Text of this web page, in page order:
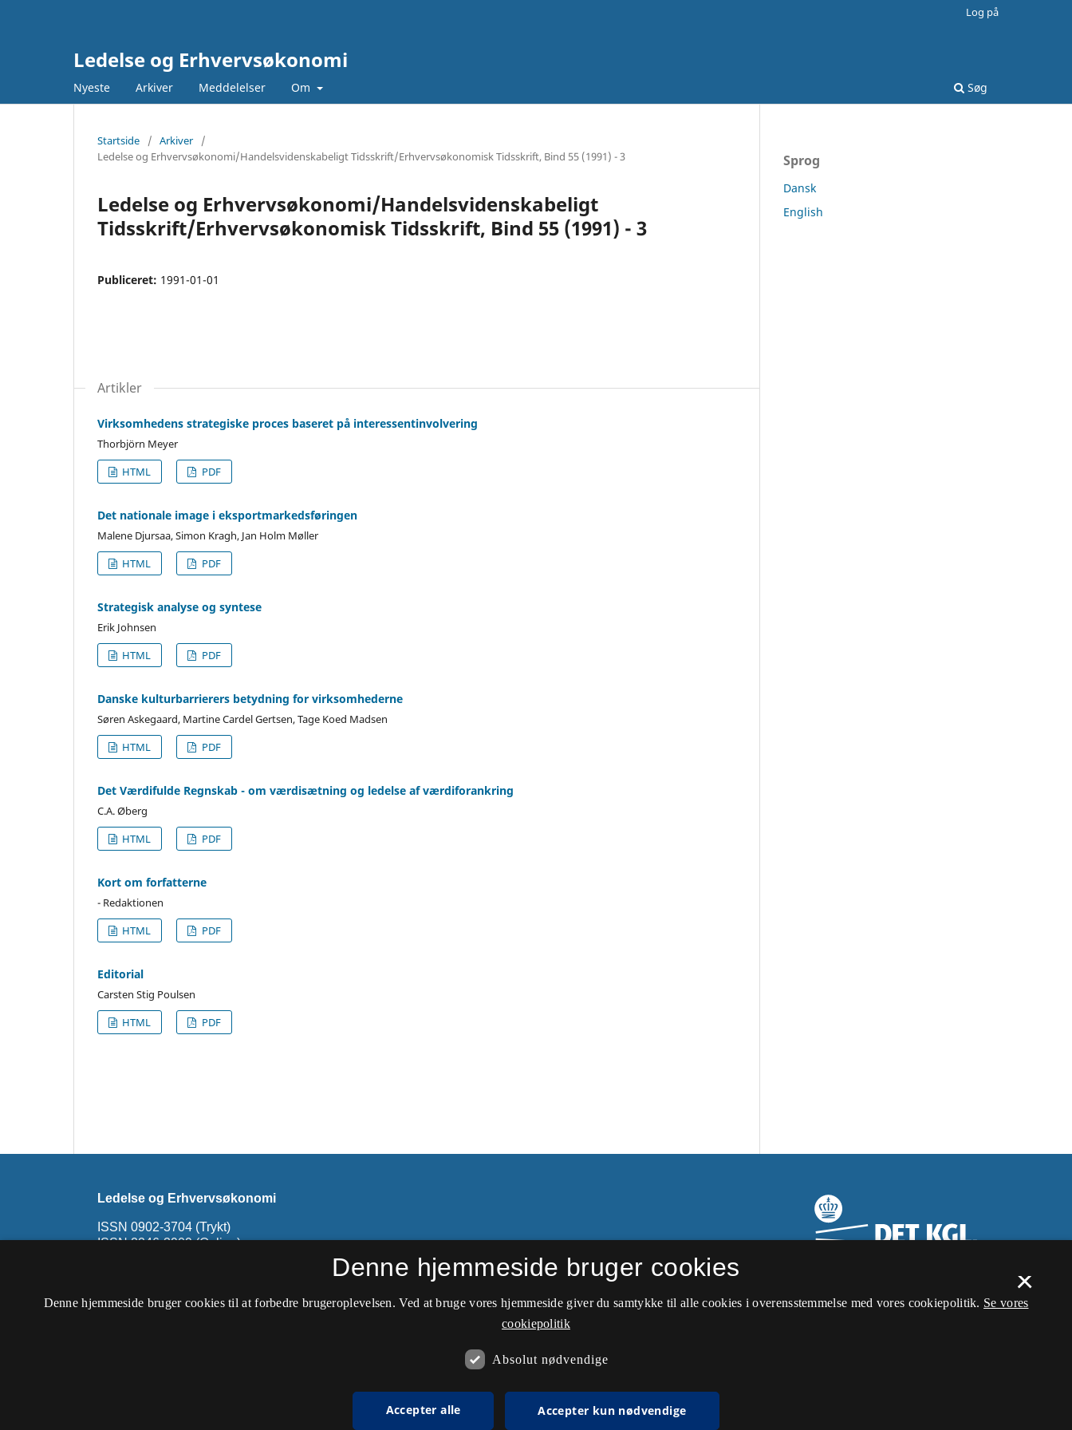
Ledelse og Erhvervsøkonomi
Nyeste Arkiver Meddelelser Om Søg
Log på
Startside / Arkiver
/
Ledelse og Erhvervsøkonomi/Handelsvidenskabeligt Tidsskrift/Erhvervsøkonomisk Tidsskrift, Bind 55 (1991) - 3
Ledelse og Erhvervsøkonomi/Handelsvidenskabeligt
Tidsskrift/Erhvervsøkonomisk Tidsskrift, Bind 55 (1991) - 3
Publiceret: 1991-01-01
Artikler
Virksomhedens strategiske proces baseret på interessentinvolvering
Thorbjörn Meyer
HTML
PDF
Det nationale image i eksportmarkedsføringen
Malene Djursaa, Simon Kragh, Jan Holm Møller
HTML
PDF
Strategisk analyse og syntese
Erik Johnsen
HTML
PDF
Danske kulturbarrierers betydning for virksomhederne
Søren Askegaard, Martine Cardel Gertsen, Tage Koed Madsen
HTML
PDF
Det Værdifulde Regnskab - om værdisætning og ledelse af værdiforankring
C.A. Øberg
HTML
PDF
Kort om forfatterne
- Redaktionen
HTML
PDF
Editorial
Carsten Stig Poulsen
HTML
PDF
Sprog
Dansk
English
Ledelse og Erhvervsøkonomi
ISSN 0902-3704 (Trykt)
ISSN 2246-3909 (Online)
Tidsskriftet er ophørt. På denne side findes udgivelser fra 1937-2002.
hos CBS Open Journals.
×
Denne hjemmeside bruger cookies
Denne hjemmeside bruger cookies til at forbedre brugeroplevelsen. Ved at bruge vores hjemmeside giver du samtykke til alle cookies i overensstemmelse med vores cookiepolitik. Se vores
cookiepolitik
Absolut nødvendige
Accepter alle Accepter kun nødvendige